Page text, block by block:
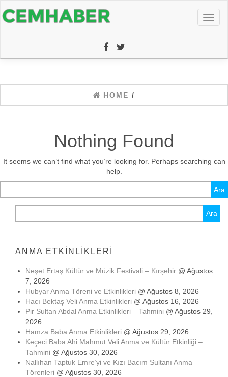
HOME /
Nothing Found
It seems we can’t find what you’re looking for. Perhaps searching can
help.
ANMA ETKINLIKLERI
Neşet Ertaş Kültür ve Müzik Festivali – Kırşehir @ Ağustos
7, 2026
Hubyar Anma Töreni ve Etkinlikleri @ Ağustos 8, 2026
Hacı Bektaş Veli Anma Etkinlikleri @ Ağustos 16, 2026
Pir Sultan Abdal Anma Etkinlikleri – Tahmini @ Ağustos 29,
2026
Hamza Baba Anma Etkinlikleri @ Ağustos 29, 2026
Keçeci Baba Ahi Mahmut Veli Anma ve Kültür Etkinliği –
Tahmini @ Ağustos 30, 2026
Nallıhan Taptuk Emre’yi ve Kızı Bacım Sultanı Anma
Törenleri @ Ağustos 30, 2026